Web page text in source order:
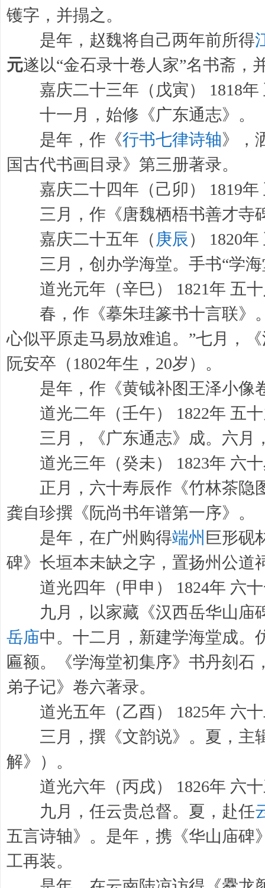
镬字，并搨之。
是年，赵魏将自己两年前所得
元遂以“金石录十卷人家”名书斋，
嘉庆二十三年（戊寅） 1818年
十一月，始修《广东通志》。
是年，作《行书七律诗轴》，
国古代书画目录》第三册著录。
嘉庆二十四年（己卯） 1819年
三月，作《唐魏栖梧书善才寺
嘉庆二十五年（ 庚辰） 1820
三月，创办学海堂。手书“学海
道光元年（辛巳） 1821年 五十
春，作《摹朱珪篆书十言联》
心似平原走马易放难追。”七月，
阮安卒（1802年生，20岁）。
是年，作《黄钺补图王泽小像
道光二年（壬午） 1822年 五十
三月，《广东通志》成。六月
道光三年（癸未） 1823年 六
正月，六十寿辰作《竹林茶隐
龚自珍撰《阮尚书年谱第一序》。
是年，在广州购得端州 巨形砚
碑》长垣本未缺之字，置扬州公道
道光四年（甲申） 1824年 六十
九月，以家藏《汉西岳华山庙
岳庙中。十二月，新建学海堂成。
匾额。《学海堂初集序》书丹刻
弟子记》卷六著录。
道光五年（乙酉） 1825年 六十
三月，撰《文韵说》。夏，主
解》）。
道光六年（丙戌） 1826年 六十
九月，任云贵总督。夏，赴任
五言诗轴》。是年，携《华山庙碑
工再装。